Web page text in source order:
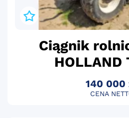
Ciągnik
HOLLAND
140 000
CENA